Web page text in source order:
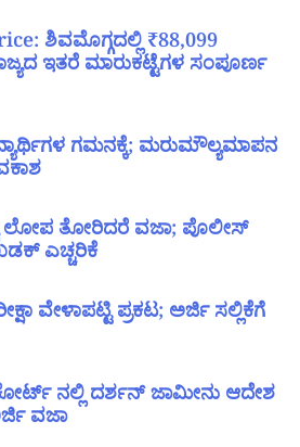
ಶಿವಮೊಗ್ಗದಲ್ಲಿ ₹88,099
ಇತರೆ ಮಾರುಕಟ್ಟೆಗಳ ಸಂಪೂರ್ಣ
ಗಮನಕ್ಕೆ; ಮರುಮೌಲ್ಯಮಾಪನ
ಲೋಪ ತೋರಿದರೆ ವಜಾ; ಪೊಲೀಸ್
ಎಚ್ಚರಿಕೆ
ವೇಳಾಪಟ್ಟಿ ಪ್ರಕಟ; ಅರ್ಜಿ ಸಲ್ಲಿಕೆಗೆ
ನಲ್ಲಿ ದರ್ಶನ್ ಜಾಮೀನು ಆದೇಶ
ವಜಾ